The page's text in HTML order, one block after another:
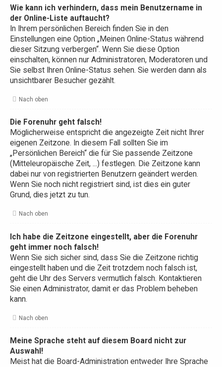
Wie kann ich verhindern, dass mein Benutzername in
der Online-Liste auftaucht?
In Ihrem persönlichen Bereich finden Sie in den
Einstellungen eine Option „Meinen Online-Status während
dieser Sitzung verbergen“. Wenn Sie diese Option
einschalten, können nur Administratoren, Moderatoren und
Sie selbst Ihren Online-Status sehen. Sie werden dann als
unsichtbarer Besucher gezählt.
Nach oben
Die Forenuhr geht falsch!
Möglicherweise entspricht die angezeigte Zeit nicht Ihrer
eigenen Zeitzone. In diesem Fall sollten Sie im
„Persönlichen Bereich“ die für Sie passende Zeitzone
(Mitteleuropäische Zeit, ...) festlegen. Die Zeitzone kann
dabei nur von registrierten Benutzern geändert werden.
Wenn Sie noch nicht registriert sind, ist dies ein guter
Grund, dies jetzt zu tun.
Nach oben
Ich habe die Zeitzone eingestellt, aber die Forenuhr
geht immer noch falsch!
Wenn Sie sich sicher sind, dass Sie die Zeitzone richtig
eingestellt haben und die Zeit trotzdem noch falsch ist,
geht die Uhr des Servers vermutlich falsch. Kontaktieren
Sie einen Administrator, damit er das Problem beheben
kann.
Nach oben
Meine Sprache steht auf diesem Board nicht zur
Auswahl!
Meist hat die Board-Administration entweder Ihre Sprache